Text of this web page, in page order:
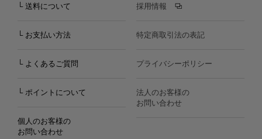
└ 送料について
└ お支払い方法
└ よくあるご質問
└ ポイントについて
個人のお客様の
お問い合わせ
採用情報
特定商取引法の表記
プライバシーポリシー
法人のお客様の
お問い合わせ